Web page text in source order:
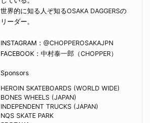
世界的に知る人ぞ知るOSAKA DAGGERSの
リーダー。
INSTAGRAM： @CHOPPEROSAKAJPN
FACEBOOK： 中村泰一郎（CHOPPER）
Sponsors
HEROIN SKATEBOARDS (WORLD WIDE)
BONES WHEELS (JAPAN)
INDEPENDENT TRUCKS (JAPAN)
NQS SKATE PARK